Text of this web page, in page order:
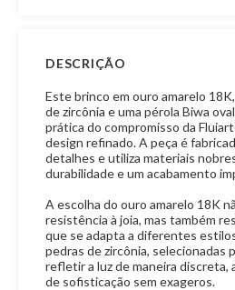
DESCRIÇÃO
Este brinco em ouro amarelo
de zircônia e uma pérola Biwa
prática do compromisso da
design refinado. A peça é
detalhes e utiliza materiais
durabilidade e um acabamento
A escolha do ouro amarelo 18K
resistência à joia, mas também
que se adapta a diferentes
pedras de zircônia, selecionadas
refletir a luz de maneira discreta,
de sofisticação sem exageros.